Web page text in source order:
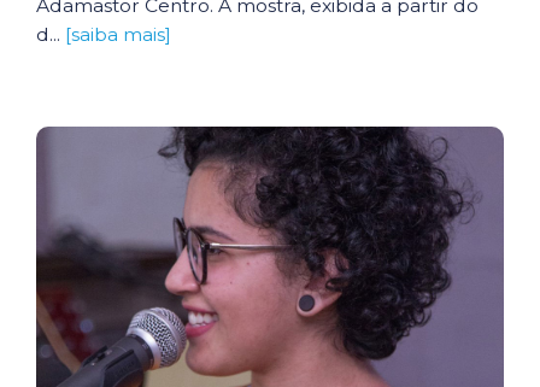
Adamastor Centro. A mostra, exibida a partir do
d... [saiba mais]